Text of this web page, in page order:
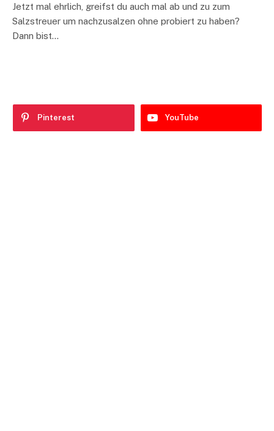
Jetzt mal ehrlich, greifst du auch mal ab und zu zum
Salzstreuer um nachzusalzen ohne probiert zu haben?
Dann bist…
Pinterest YouTube